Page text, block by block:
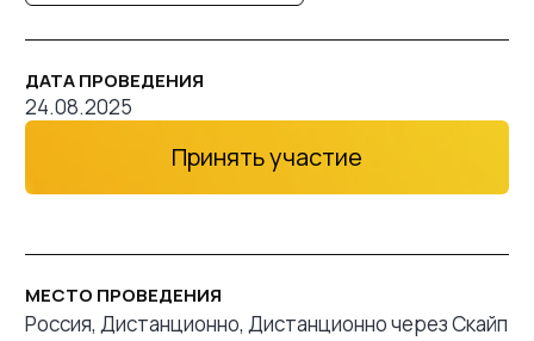
ДАТА ПРОВЕДЕНИЯ
24.08.2025
Принять участие
МЕСТО ПРОВЕДЕНИЯ
Россия, Дистанционно, Дистанционно через Скайп